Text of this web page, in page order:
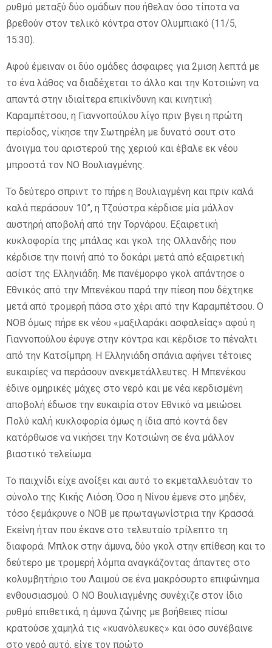
ρυθμό μεταξύ δύο ομάδων που ήθελαν όσο τίποτα να
βρεθούν στον τελικό κόντρα στον Ολυμπιακό (11/5,
15:30).
Αφού έμειναν οι δύο ομάδες άσφαιρες για 2μιση λεπτά με
το ένα λάθος να διαδέχεται το άλλο και την Κοτσιώνη να
απαντά στην ιδιαίτερα επικίνδυνη και κινητική
Καραμπέτσου, η Γιαννοπούλου λίγο πριν βγει η πρώτη
περίοδος, νίκησε την Σωτηρέλη με δυνατό σουτ στο
άνοιγμα του αριστερού της χεριού και έβαλε εκ νέου
μπροστά τον ΝΟ Βουλιαγμένης.
Το δεύτερο σπριντ το πήρε η Βουλιαγμένη και πριν καλά
καλά περάσουν 10”, η Τζούστρα κέρδισε μία μάλλον
αυστηρή αποβολή από την Τορνάρου. Εξαιρετική
κυκλοφορία της μπάλας και γκολ της Ολλανδής που
κέρδισε την ποινή από το δοκάρι μετά από εξαιρετική
ασίστ της Ελληνιάδη. Με πανέμορφο γκολ απάντησε ο
Εθνικός από την Μπενέκου παρά την πίεση που δέχτηκε
μετά από τρομερή πάσα στο χέρι από την Καραμπέτσου. Ο
ΝΟΒ όμως πήρε εκ νέου «μαξιλαράκι ασφαλείας» αφού η
Γιαννοπούλου έφυγε στην κόντρα και κέρδισε το πέναλτι
από την Κατσίμπρη. Η Ελληνιάδη σπάνια αφήνει τέτοιες
ευκαιρίες να περάσουν ανεκμετάλλευτες. Η Μπενέκου
έδινε ομηρικές μάχες στο νερό και με νέα κερδισμένη
αποβολή έδωσε την ευκαιρία στον Εθνικό να μειώσει.
Πολύ καλή κυκλοφορία όμως η ίδια από κοντά δεν
κατόρθωσε να νικήσει την Κοτσιώνη σε ένα μάλλον
βιαστικό τελείωμα.
Το παιχνίδι είχε ανοίξει και αυτό το εκμεταλλευόταν το
σύνολο της Κικής Λιόση. Όσο η Νίνου έμενε στο μηδέν,
τόσο ξεμάκρυνε ο ΝΟΒ με πρωταγωνίστρια την Κρασσά.
Εκείνη ήταν που έκανε στο τελευταίο τρίλεπτο τη
διαφορά. Μπλοκ στην άμυνα, δύο γκολ στην επίθεση και το
δεύτερο με τρομερή λόμπα αναγκάζοντας άπαντες στο
κολυμβητήριο του Λαιμού σε ένα μακρόσυρτο επιφώνημα
ενθουσιασμού. Ο ΝΟ Βουλιαγμένης συνέχιζε στον ίδιο
ρυθμό επιθετικά, η άμυνα ζώνης με βοήθειες πίσω
κρατούσε χαμηλά τις «κυανόλευκες» και όσο συνέβαινε
στο νερό αυτό, είχε τον πρώτο